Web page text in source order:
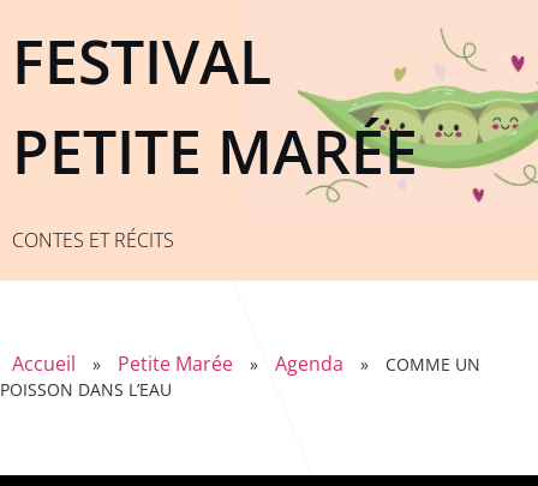
FESTIVAL
PETITE MARÉE
CONTES ET RÉCITS
Accueil » Petite Marée » Agenda »
COMME UN
POISSON DANS L’EAU